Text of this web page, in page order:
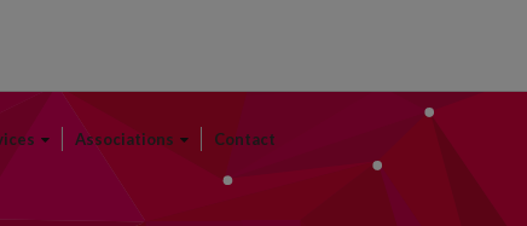
Associations Contact